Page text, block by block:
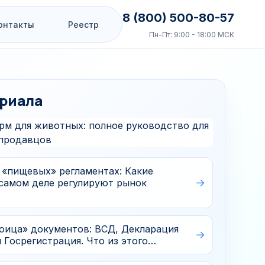
Реестр 8 (800) 500-80-57
Пн-Пт: 9:00 - 18:00 МСК
НОК для ГИПов
Бизнес-старт
Бухгалтерия
Регистрация ТМ
Отдельный блок для задач
запуска, учета, товарного
знака и условий труда.
«пищевых» регламентах: Какие
деле регулируют рынок
документов: ВСД, Декларация
Что из этого…